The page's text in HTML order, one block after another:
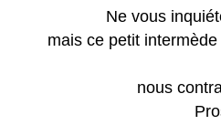
Ne vous
mais ce petit
nous